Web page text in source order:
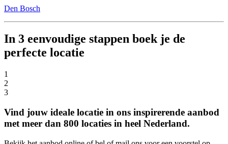
Den Bosch
In 3 eenvoudige stappen boek je de
perfecte locatie
1
2
3
Vind jouw ideale locatie in ons inspirerende aanbod
met meer dan 800 locaties in heel Nederland.